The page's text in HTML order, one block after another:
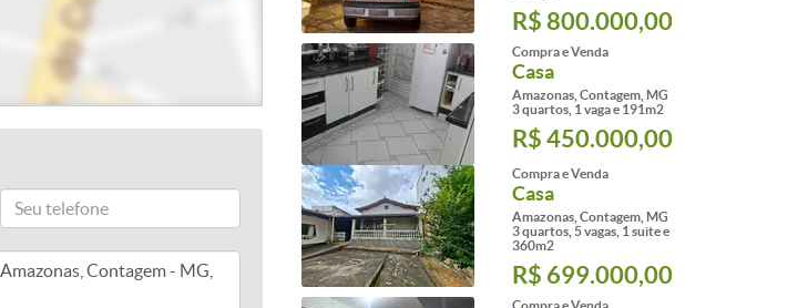
R$ 800.000,00
Compra e Venda
Casa
Amazonas, Contagem, MG
3 quartos, 1 vaga e 191m2
R$ 450.000,00
Compra e Venda
Casa
Amazonas, Contagem, MG
3 quartos, 5 vagas, 1 suite e
360m2
R$ 699.000,00